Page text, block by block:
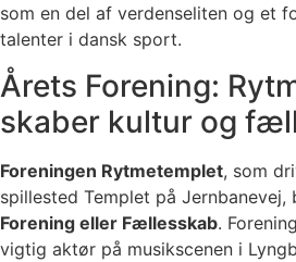
som en del af verdenseliten og et
talenter i dansk sport.
Årets Forening:
skaber kultur og
Foreningen Rytmetemplet, som
spillested Templet på
Forening eller Fællesskab.
vigtig aktør på musikscenen i